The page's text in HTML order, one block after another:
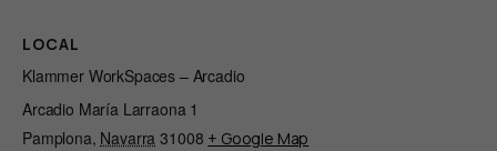
LOCAL
Klammer WorkSpaces – Arcadio
Arcadio María Larraona 1
Pamplona, Navarra 31008 + Google Map